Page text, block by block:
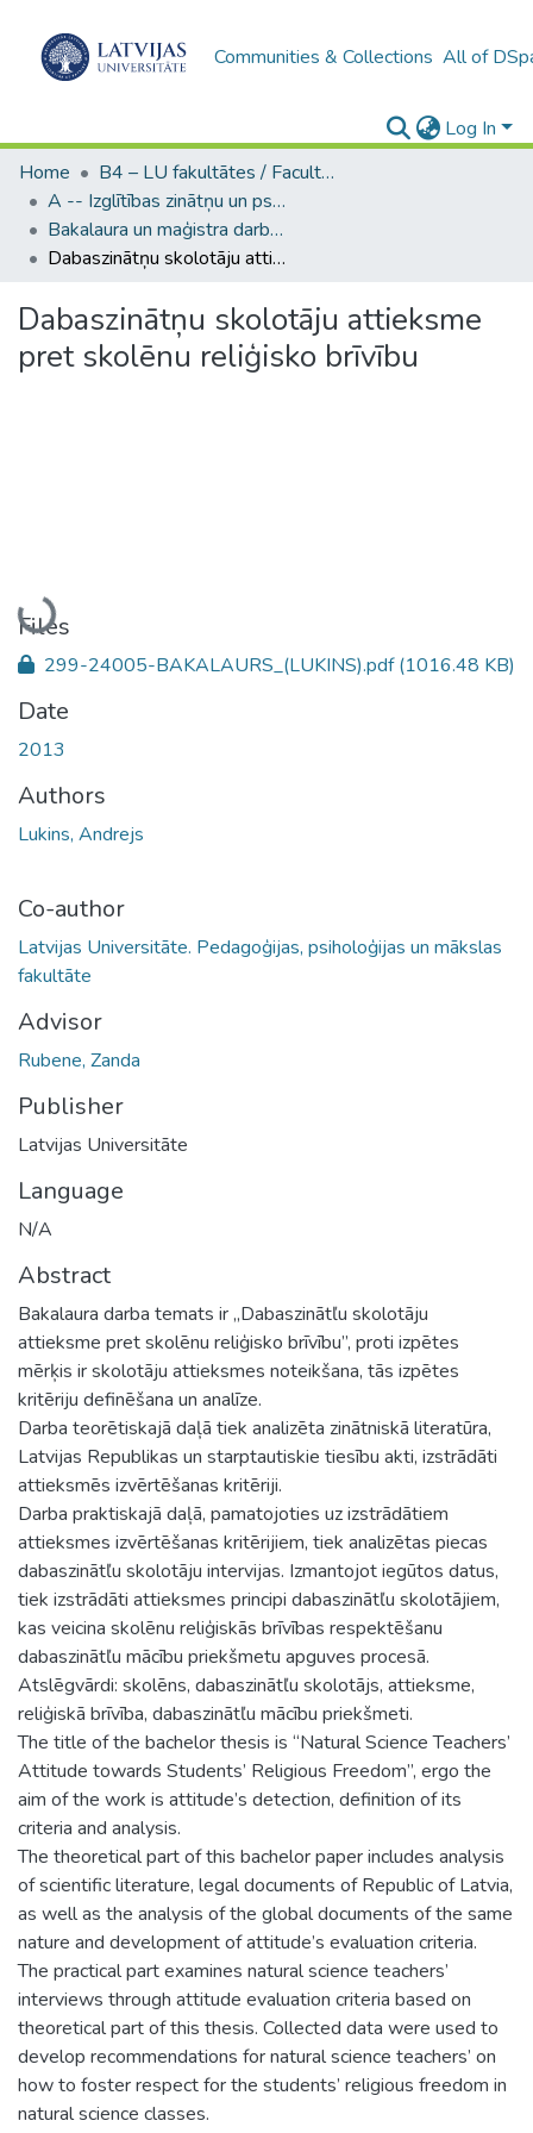
Communities & Collections All of
Log In
Home
B4 – LU fakultātes / Faculties of the UL
A -- Izglītības zinātņu un psiholoģijas fakultāte / Faculty of Education Sciences and Psychology
Bakalaura un maģistra darbi (PPMF) / Bachelor's and Master's theses
Dabaszinātņu skolotāju attieksme pret skolēnu reliģisko brīvību
Dabaszinātņu skolotāju attieksme
pret skolēnu reliģisko brīvību
Loading...
Files
299-24005-BAKALAURS_(LUKINS).pdf(1016.48 KB)
Date
2013
Authors
Lukins, Andrejs
Co-author
Latvijas Universitāte. Pedagoģijas, psiholoģijas un mākslas
fakultāte
Advisor
Rubene, Zanda
Publisher
Latvijas Universitāte
Language
N/A
Abstract
Bakalaura darba temats ir „Dabaszinātľu skolotāju
attieksme pret skolēnu reliģisko brīvību”, proti izpētes
mērķis ir skolotāju attieksmes noteikšana, tās izpētes
kritēriju definēšana un analīze.
Darba teorētiskajā daļā tiek analizēta zinātniskā literatūra,
Latvijas Republikas un starptautiskie tiesību akti, izstrādāti
attieksmēs izvērtēšanas kritēriji.
Darba praktiskajā daļā, pamatojoties uz izstrādātiem
attieksmes izvērtēšanas kritērijiem, tiek analizētas piecas
dabaszinātľu skolotāju intervijas. Izmantojot iegūtos datus,
tiek izstrādāti attieksmes principi dabaszinātľu skolotājiem,
kas veicina skolēnu reliģiskās brīvības respektēšanu
dabaszinātľu mācību priekšmetu apguves procesā.
Atslēgvārdi: skolēns, dabaszinātľu skolotājs, attieksme,
reliģiskā brīvība, dabaszinātľu mācību priekšmeti.
The title of the bachelor thesis is “Natural Science Teachers’
Attitude towards Students’ Religious Freedom”, ergo the
aim of the work is attitude’s detection, definition of its
criteria and analysis.
The theoretical part of this bachelor paper includes analysis
of scientific literature, legal documents of Republic of Latvia,
as well as the analysis of the global documents of the same
nature and development of attitude’s evaluation criteria.
The practical part examines natural science teachers’
interviews through attitude evaluation criteria based on
theoretical part of this thesis. Collected data were used to
develop recommendations for natural science teachers’ on
how to foster respect for the students’ religious freedom in
natural science classes.